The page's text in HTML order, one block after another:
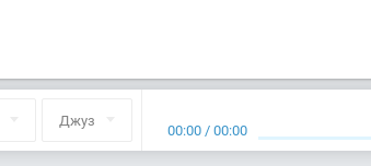
Джуз 00:00 /00:00